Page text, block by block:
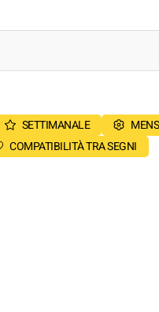
SETTIMANALE
COMPATIBILITÀ TRA SEGNI